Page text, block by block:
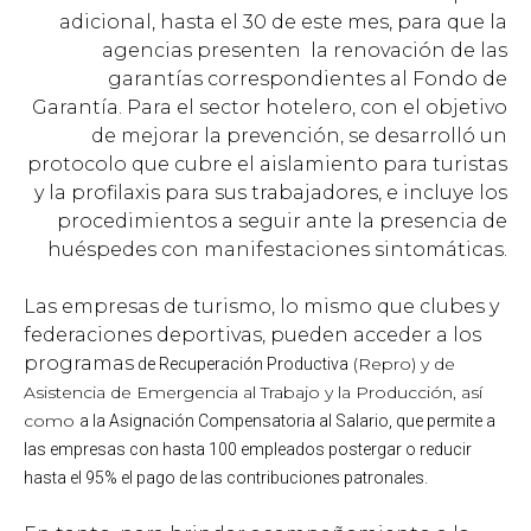
adicional, hasta el 30 de este mes, para que la
agencias presenten la renovación de las
garantías correspondientes al Fondo de
Garantía. Para el sector hotelero, con el objetivo
de mejorar la prevención, se desarrolló un
protocolo que cubre el aislamiento para turistas
y la profilaxis para sus trabajadores, e incluye los
procedimientos a seguir ante la presencia de
huéspedes con manifestaciones sintomáticas.
Las empresas de turismo, lo mismo que clubes y
federaciones deportivas, pueden acceder a los
programas de Recuperación Productiva (Repro) y de
Asistencia de Emergencia al Trabajo y la Producción, así
como a la Asignación Compensatoria al Salario, que permite a
las empresas con hasta 100 empleados postergar o reducir
hasta el 95% el pago de las contribuciones patronales.